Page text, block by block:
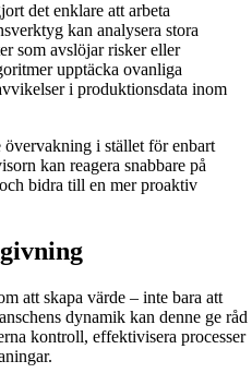
det enklare att arbeta
kan analysera stora
som avslöjar risker eller
upptäcka ovanliga
i produktionsdata inom
i stället för enbart
kan reagera snabbare på
bidra till en mer proaktiv
att skapa värde – inte bara att
dynamik kan denne ge råd
kontroll, effektivisera processer